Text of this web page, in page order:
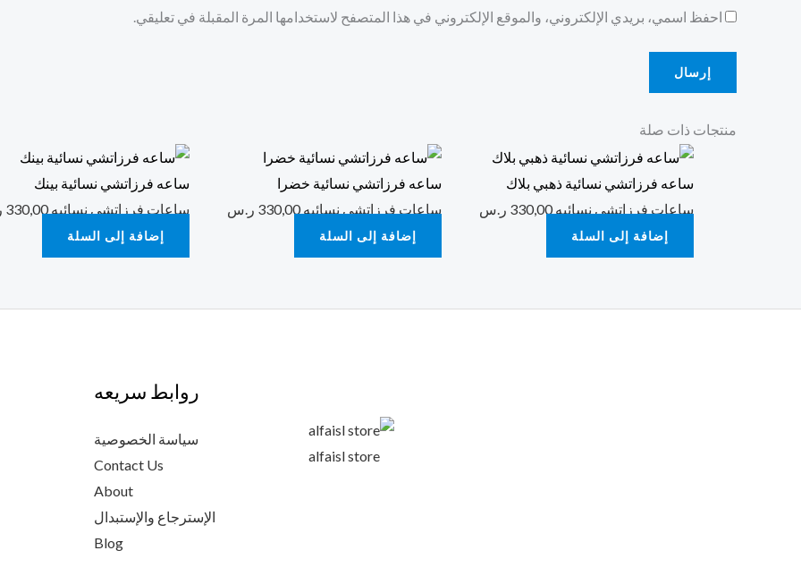
احفظ اسمي، بريدي الإلكتروني، والموقع الإلكتروني في هذا المتصفح لاستخدامها المرة المقبلة في تعليقي.
منتجات ذات صلة
ساعه فرزاتشي نسائية ذهبي بلاك
ساعات فرزاتشي نسائيه330,00 ر.س
إضافة إلى السلة
ساعه فرزاتشي نسائية خضرا
ساعات فرزاتشي نسائيه330,00 ر.س
إضافة إلى السلة
ساعه فرزاتشي نسائية بينك
ساعات فرزاتشي نسائيه330,00
إضافة إلى السلة
alfaisl store
روابط سريعه
سياسة الخصوصية
Contact Us
About
الإسترجاع والإستبدال
Blog